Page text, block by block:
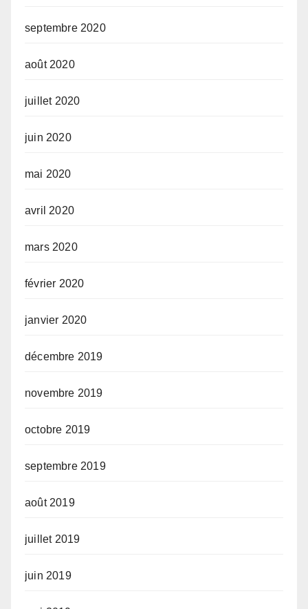
septembre 2020
août 2020
juillet 2020
juin 2020
mai 2020
avril 2020
mars 2020
février 2020
janvier 2020
décembre 2019
novembre 2019
octobre 2019
septembre 2019
août 2019
juillet 2019
juin 2019